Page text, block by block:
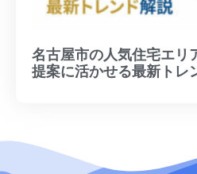
名古屋市の人気住宅エリ
提案に活かせる最新トレ